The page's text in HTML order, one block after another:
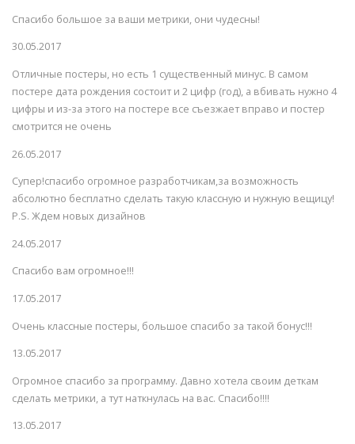
Спасибо большое за ваши метрики, они чудесны!
30.05.2017
Отличные постеры, но есть 1 существенный минус. В самом
постере дата рождения состоит и 2 цифр (год), а вбивать нужно 4
цифры и из-за этого на постере все съезжает вправо и постер
смотрится не очень
26.05.2017
Супер!спасибо огромное разработчикам,за возможность
абсолютно бесплатно сделать такую классную и нужную вещицу!
P.S. Ждем новых дизайнов
24.05.2017
Спасибо вам огромное!!!
17.05.2017
Очень классные постеры, большое спасибо за такой бонус!!!
13.05.2017
Огромное спасибо за программу. Давно хотела своим деткам
сделать метрики, а тут наткнулась на вас. Спасибо!!!!
13.05.2017